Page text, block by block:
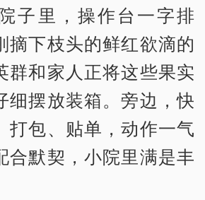
子里，操作台一字排
摘下枝头的鲜红欲滴的
群和家人正将这些果实
细摆放装箱。旁边，快
打包、贴单，动作一气
合默契，小院里满是丰